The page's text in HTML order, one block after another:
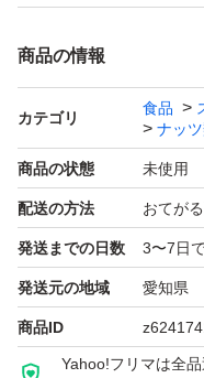
素焼きアーモンド
低糖質
ローカーボ
おつまみ
お菓子作り
ミックスナッツ
おやつ
ギルトフリー
商品の情報
カテゴリ
食品
ナッ
商品の状態 未使用
配送の方法 おてが
発送までの日数 3〜7日
発送元の地域 愛知県
商品ID
Yahoo!フリマは全